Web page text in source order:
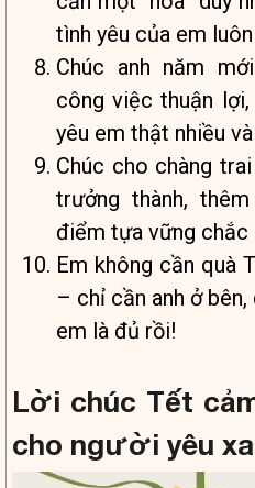
tình yêu của em
Chúc anh năm
công việc thuận
yêu em thật nhiều
Chúc cho chàng
trưởng thành,
điểm tựa vững chắc
Em không cần quà
– chỉ cần anh ở
em là đủ rồi!
Lời chúc Tết
cho người yêu xa